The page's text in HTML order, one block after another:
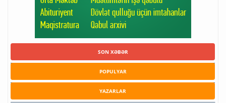
SON XƏBƏR
POPULYAR
YAZARLAR